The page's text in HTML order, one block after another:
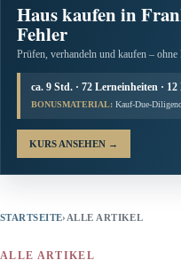
Haus kaufen in
Fehler
Prüfen, verhandeln und kaufen – ohne
ca. 9 Std. · 72 Lerneinheiten · 12
BONUSMATERIAL: Kauf-Due-
KURS ANSEHEN →
STARTSEITE› ALLE ARTIKEL
ALLE ARTIKEL